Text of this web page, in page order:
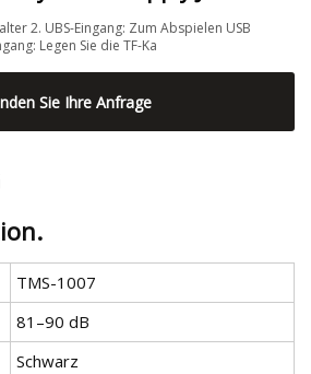
2. UBS-Eingang: Zum Abspielen USB
Legen Sie die TF-Ka
Sie Ihre Anfrage
TMS-1007
81–90 dB
Schwarz